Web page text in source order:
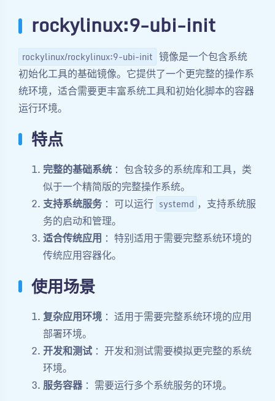
rockylinux:9-ubi-init
rockylinux/rockylinux:9-ubi-init 镜像是一个包含系统
初始化工具的基础镜像。它提供了一个更完整的操作系
统环境，适合需要更丰富系统工具和初始化脚本的容器
运行环境。
特点
完整的基础系统 ：包含较多的系统库和工具，类
似于一个精简版的完整操作系统。
支持系统服务 ：可以运行 systemd ，支持系统服
务的启动和管理。
适合传统应用 ：特别适用于需要完整系统环境的
传统应用容器化。
使用场景
复杂应用环境 ：适用于需要完整系统环境的应用
部署环境。
开发和测试 ：开发和测试需要模拟更完整的系统
环境。
服务容器：需要运行多个系统服务的环境。